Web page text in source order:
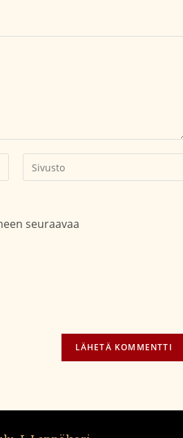
Kirjoita
sivustosi
(valinnainen)
seuraavaa